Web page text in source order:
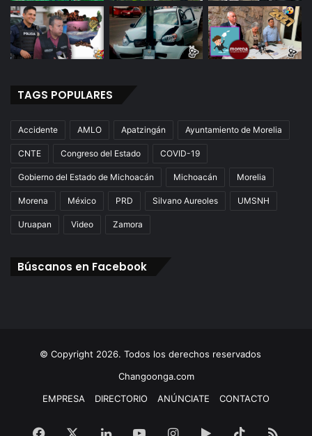
TAGS POPULARES
Accidente AMLO Apatzingán Ayuntamiento de Morelia
CNTE Congreso del Estado COVID-19
Gobierno del Estado de Michoacán Michoacán Morelia
Morena México PRD Silvano Aureoles UMSNH
Uruapan Video Zamora
Búscanos en Facebook
© Copyright 2026. Todos los derechos reservados
Changoonga.com
EMPRESA
DIRECTORIO ANÚNCIATE CONTACTO
Facebook LinkedInYouTubeInstagram
Google TikTok